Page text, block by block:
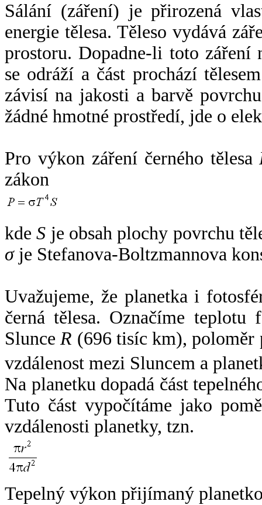
Sálání (záření) je přirozená
energie tělesa. Těleso vydává
prostoru. Dopadne-li toto záření
se odráží a část prochází
závisí na jakosti a barvě
žádné hmotné prostředí, jde o
Pro výkon záření černého tělesa
zákon
kdeS je obsah plochy povrchu
σje Stefanova-Boltzmannova
Uvažujeme, že planetka i
černá tělesa. Označíme
SlunceR (696 tisíc km),
vzdálenost mezi Sluncem a
Na planetku dopadá část
Tuto část vypočítáme jako
vzdálenosti planetky, tzn.
Tepelný výkon přijímaný